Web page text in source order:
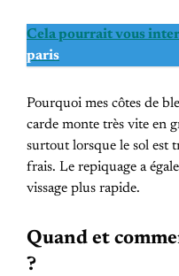
Cela pourrait vous
paris
Pourquoi mes côtes de
carde monte très vite en
surtout lorsque le sol est
frais. Le repiquage a
vissage plus rapide.
Quand et
?